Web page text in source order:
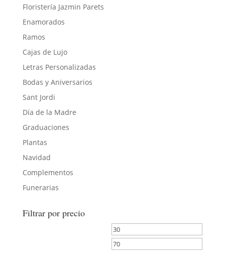
Floristería Jazmin Parets
Enamorados
Ramos
Cajas de Lujo
Letras Personalizadas
Bodas y Aniversarios
Sant Jordi
Día de la Madre
Graduaciones
Plantas
Navidad
Complementos
Funerarias
Filtrar por precio
Precio
mínimo